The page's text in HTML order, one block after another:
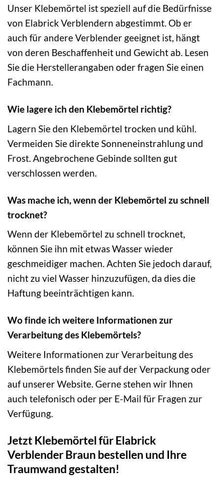
Unser Klebemörtel ist speziell auf die Bedürfnisse
von Elabrick Verblendern abgestimmt. Ob er
auch für andere Verblender geeignet ist, hängt
von deren Beschaffenheit und Gewicht ab. Lesen
Sie die Herstellerangaben oder fragen Sie einen
Fachmann.
Wie lagere ich den Klebemörtel richtig?
Lagern Sie den Klebemörtel trocken und kühl.
Vermeiden Sie direkte Sonneneinstrahlung und
Frost. Angebrochene Gebinde sollten gut
verschlossen werden.
Was mache ich, wenn der Klebemörtel zu schnell
trocknet?
Wenn der Klebemörtel zu schnell trocknet,
können Sie ihn mit etwas Wasser wieder
geschmeidiger machen. Achten Sie jedoch darauf,
nicht zu viel Wasser hinzuzufügen, da dies die
Haftung beeinträchtigen kann.
Wo finde ich weitere Informationen zur
Verarbeitung des Klebemörtels?
Weitere Informationen zur Verarbeitung des
Klebemörtels finden Sie auf der Verpackung oder
auf unserer Website. Gerne stehen wir Ihnen
auch telefonisch oder per E-Mail für Fragen zur
Verfügung.
Jetzt Klebemörtel für Elabrick
Verblender Braun bestellen und Ihre
Traumwand gestalten!